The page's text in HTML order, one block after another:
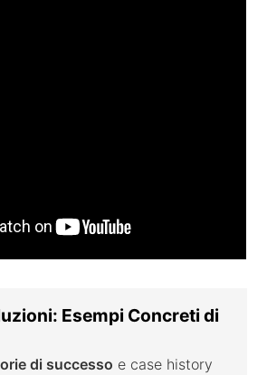
Esempi Concreti di
di successo e case history